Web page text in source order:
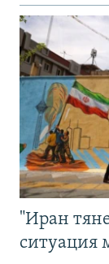
"Иран
ситуация